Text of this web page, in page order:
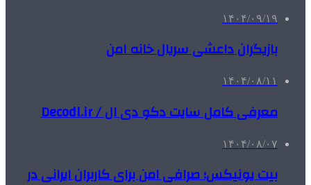
۱۴۰۴/۰۹/۱۹
بازیگران داعشی سریال خانه امن
۱۴۰۴/۰۸/۱۱
معرفی کامل سایت دکو دی ال / Decodl.ir
۱۴۰۴/۰۸/۰۷
بیت یونیکس؛ صرافی امن برای کاربران ایرانی در